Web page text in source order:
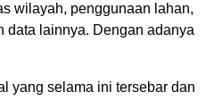
wilayah, penggunaan lahan,
data lainnya. Dengan adanya
yang selama ini tersebar dan